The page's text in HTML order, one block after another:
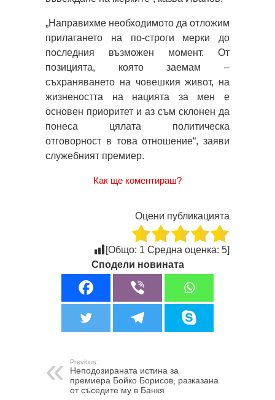
„Направихме необходимото да отложим
прилагането на по-строги мерки до
последния възможен момент. От
позицията, която заемам –
съхраняването на човешкия живот, на
жизнеността на нацията за мен е
основен приоритет и аз съм склонен да
понеса цялата политическа
отговорност в това отношение“, заяви
служебният премиер.
Как ще коментираш?
Оцени публикацията
[Общо: 1 Средна оценка: 5]
Сподели новината
Previous:
Неподозираната истина за
премиера Бойко Борисов, разказана
от съседите му в Банкя